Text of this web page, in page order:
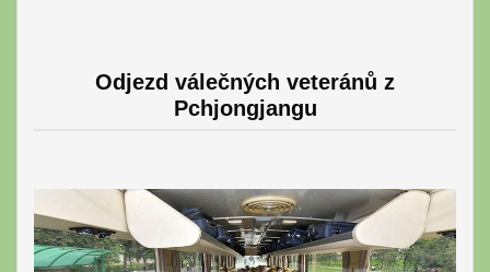
Odjezd válečných veteránů z
Pchjongjangu